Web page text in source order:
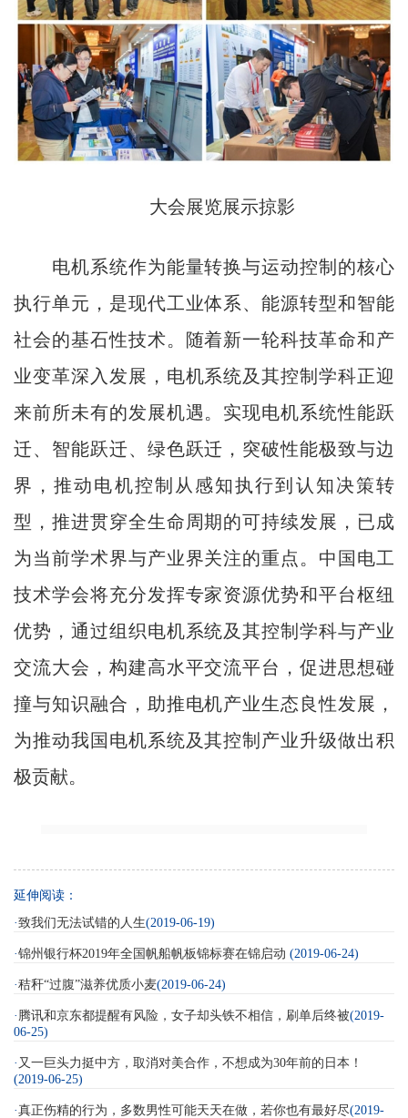
大会展览展示掠影
电机系统作为能量转换与运动控制的核心
执行单元，是现代工业体系、能源转型和智能
社会的基石性技术。随着新一轮科技革命和产
业变革深入发展，电机系统及其控制学科正迎
来前所未有的发展机遇。实现电机系统性能跃
迁、智能跃迁、绿色跃迁，突破性能极致与边
界，推动电机控制从感知执行到认知决策转
型，推进贯穿全生命周期的可持续发展，已成
为当前学术界与产业界关注的重点。中国电工
技术学会将充分发挥专家资源优势和平台枢纽
优势，通过组织电机系统及其控制学科与产业
交流大会，构建高水平交流平台，促进思想碰
撞与知识融合，助推电机产业生态良性发展，
为推动我国电机系统及其控制产业升级做出积
极贡献。
延伸阅读：
·致我们无法试错的人生(2019-06-19)
·锦州银行杯2019年全国帆船帆板锦标赛在锦启动 (2019-06-24)
·秸秆“过腹”滋养优质小麦(2019-06-24)
· 腾讯和京东都提醒有风险，女子却头铁不相信，刷单后终被(2019-
06-25)
· 又一巨头力挺中方，取消对美合作，不想成为30年前的日本！
(2019-06-25)
·真正伤精的行为，多数男性可能天天在做，若你也有最好尽(2019-